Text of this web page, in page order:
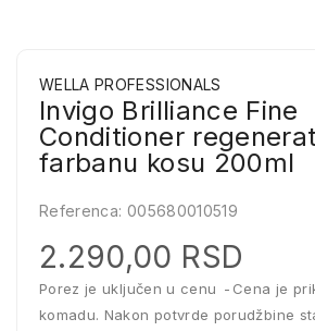
WELLA PROFESSIONALS
Invigo Brilliance Fine
Conditioner
farbanu kosu 200ml
Referenca: 005680010519
2.290,00 RSD
Porez je uključen u cenu
Cena je
komadu. Nakon potvrde porudžbine